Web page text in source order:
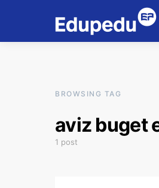
BROWSING TAG
aviz buget
1 post